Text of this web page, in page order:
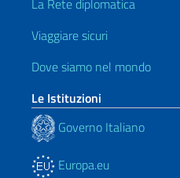
La Rete diplomatica
Viaggiare sicuri
Dove siamo nel mondo
Le Istituzioni
Governo Italiano
Europa.eu